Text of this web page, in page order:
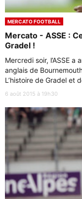
MERCATO FOOTBALL
Mercato - ASSE :
Gradel !
Mercredi soir, l’ASSE
anglais de
L’histoire de Gradel et
6 août 2015 à 19h30